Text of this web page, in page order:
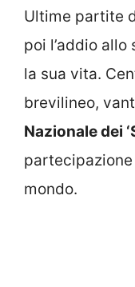
Ultime partite
poi l’addio
la sua vita.
brevilineo,
Nazionale dei
mondo.